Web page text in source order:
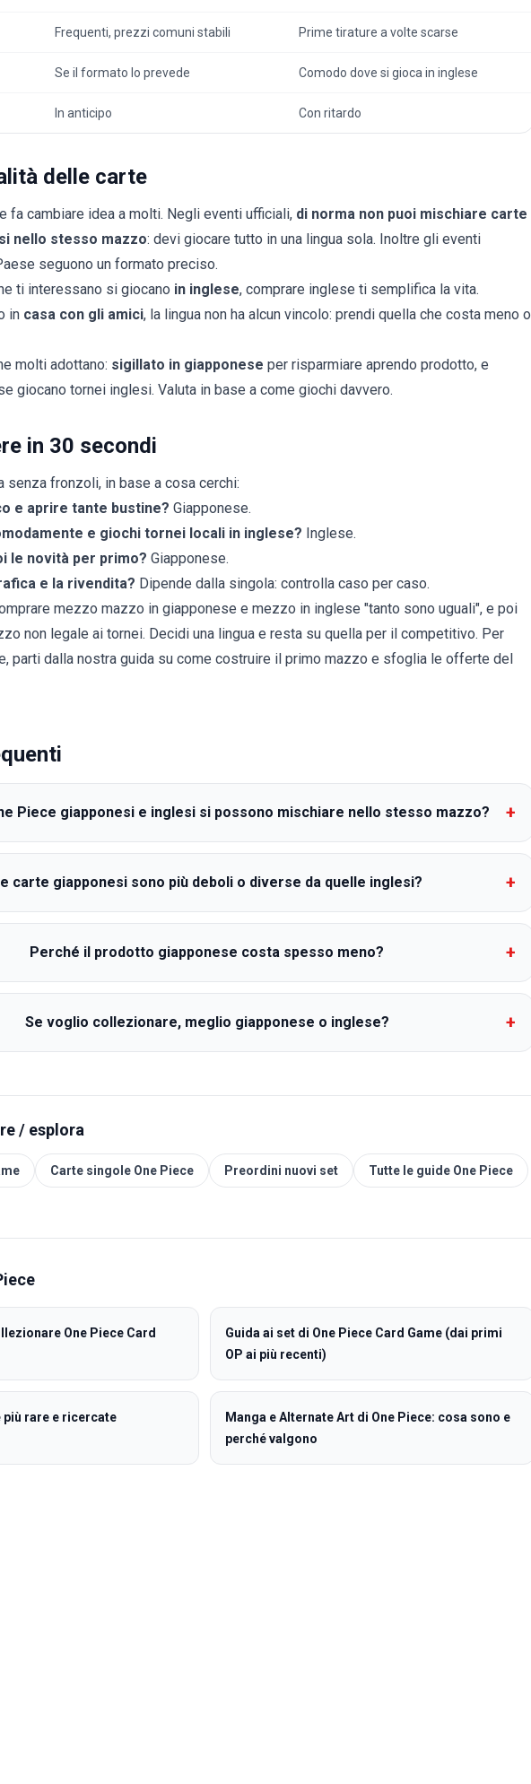
Frequenti, prezzi comuni stabili Prime tirature a volte scarse
Se il formato lo prevede Comodo dove si gioca in inglese
In anticipo Con ritardo
delle carte
fa cambiare idea a molti. Negli eventi ufficiali, di norma non puoi mischiare carte
nello stesso mazzo: devi giocare tutto in una lingua sola. Inoltre gli eventi
seguono un formato preciso.
ti interessano si giocano in inglese, comprare inglese ti semplifica la vita.
in casa con gli amici, la lingua non ha alcun vincolo: prendi quella che costa meno o
molti adottano: sigillato in giapponese per risparmiare aprendo prodotto, e
giocano tornei inglesi. Valuta in base a come giochi davvero.
in 30 secondi
senza fronzoli, in base a cosa cerchi:
e aprire tante bustine? Giapponese.
e giochi tornei locali in inglese? Inglese.
le novità per primo? Giapponese.
e la rivendita? Dipende dalla singola: controlla caso per caso.
mezzo mazzo in giapponese e mezzo in inglese "tanto sono uguali", e poi
non legale ai tornei. Decidi una lingua e resta su quella per il competitivo. Per
parti dalla nostra guida su come costruire il primo mazzo e sfoglia le offerte del
Piece giapponesi e inglesi si possono mischiare nello stesso mazzo? +
carte giapponesi sono più deboli o diverse da quelle inglesi? +
Perché il prodotto giapponese costa spesso meno? +
Se voglio collezionare, meglio giapponese o inglese? +
/ esplora
Carte singole One Piece Preordini nuovi set Tutte le guide One Piece
One Piece Card
Guida ai set di One Piece Card Game (dai primi
OP ai più recenti)
più rare e ricercate
Manga e Alternate Art di One Piece: cosa sono e
perché valgono